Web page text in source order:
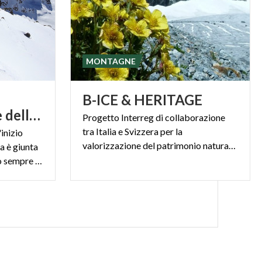
dell'arrampicata e dell'escursionismo
è giunta
ai giorni nostri conquistando sempre più seguaci, grazie a una gloriosa tradizione di guide alpine.
B-ICE & HERITAGE
Progetto Interreg di collaborazione
tra Italia e Svizzera per la
valorizzazione del patrimonio naturale e culturale
MONTAGNE